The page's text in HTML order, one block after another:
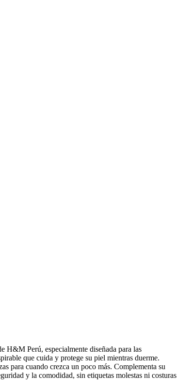
H&M Perú, especialmente diseñada para las
que cuida y protege su piel mientras duerme.
para cuando crezca un poco más. Complementa su
y la comodidad, sin etiquetas molestas ni costuras